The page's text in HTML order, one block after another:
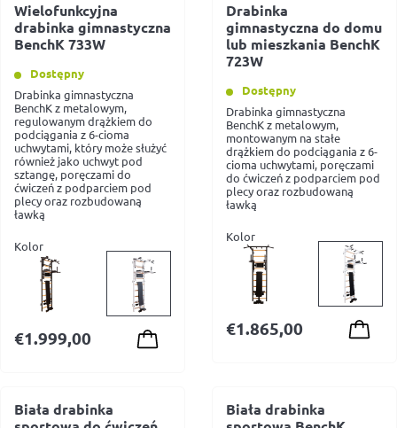
Wielofunkcyjna
drabinka gimnastyczna
BenchK 733W
Dostępny
Drabinka gimnastyczna
BenchK z metalowym,
regulowanym drążkiem do
podciągania z 6-cioma
uchwytami, który może służyć
również jako uchwyt pod
sztangę, poręczami do
ćwiczeń z podparciem pod
plecy oraz rozbudowaną
ławką
Kolor
€1.999,00
Drabinka
gimnastyczna do domu
lub mieszkania BenchK
723W
Dostępny
Drabinka gimnastyczna
BenchK z metalowym,
montowanym na stałe
drążkiem do podciągania z 6-
cioma uchwytami, poręczami
do ćwiczeń z podparciem pod
plecy oraz rozbudowaną
ławką
Kolor
€1.865,00
Biała drabinka
Biała drabinka